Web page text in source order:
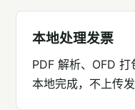
本地处理发票
PDF 解析、OFD
本地完成，不上传发